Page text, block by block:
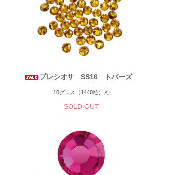
プレシオサ SS16 トパーズ
10グロス（1440粒）入
SOLD OUT